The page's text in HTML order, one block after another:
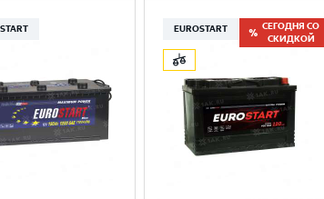
EUROSTART
СЕГОДНЯ СО
СКИДКОЙ